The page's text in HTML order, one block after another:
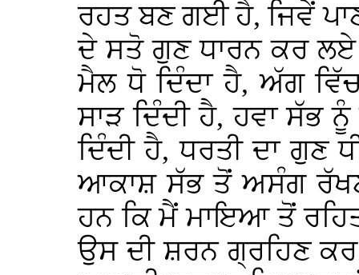
ਰਹਤ ਬਣ ਗਈ ਹੈ, ਜਿਵੇਂ
ਦੇ ਸਤੋ ਗੁਣ ਧਾਰਨ ਕਰ ਲਏ
ਮੈਲ ਧੋ ਦਿੰਦਾ ਹੈ, ਅੱਗ
ਸਾੜ ਦਿੰਦੀ ਹੈ, ਹਵਾ ਸੱਭ
ਦਿੰਦੀ ਹੈ, ਧਰਤੀ ਦਾ ਗੁਣ
ਆਕਾਸ਼ ਸੱਭ ਤੋਂ ਅਸੰਗ
ਹਨ ਕਿ ਮੈਂ ਮਾਇਆ ਤੋਂ
ਉਸ ਦੀ ਸ਼ਰਨ ਗ੍ਰਹਿਣ